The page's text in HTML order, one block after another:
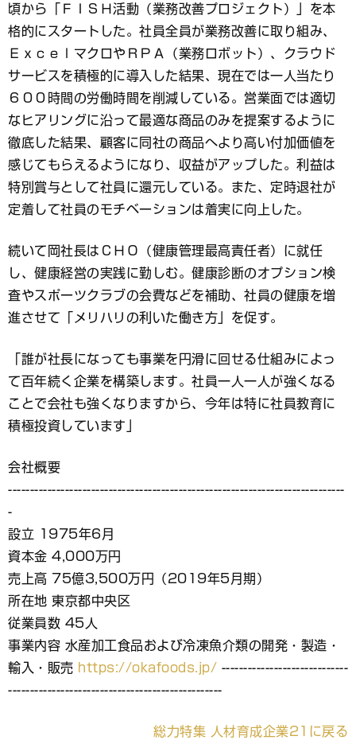
頃から「ＦＩＳＨ活動（業務改善プロジェクト）」を本
格的にスタートした。社員全員が業務改善に取り組み、
ＥｘｃｅｌマクロやＲＰＡ（業務ロボット）、クラウド
サービスを積極的に導入した結果、現在では一人当たり
６００時間の労働時間を削減している。営業面では適切
なヒアリングに沿って最適な商品のみを提案するように
徹底した結果、顧客に同社の商品へより高い付加価値を
感じてもらえるようになり、収益がアップした。利益は
特別賞与として社員に還元している。また、定時退社が
定着して社員のモチベーションは着実に向上した。
続いて岡社長はＣＨＯ（健康管理最高責任者）に就任
し、健康経営の実践に勤しむ。健康診断のオプション検
査やスポーツクラブの会費などを補助、社員の健康を増
進させて「メリハリの利いた働き方」を促す。
「誰が社長になっても事業を円滑に回せる仕組みによっ
て百年続く企業を構築します。社員一人一人が強くなる
ことで会社も強くなりますから、今年は特に社員教育に
積極投資しています」
会社概要
-----------------------------------------------------------------------------
-
設立 1975年6月
資本金 4,000万円
売上高 75億3,500万円（2019年5月期）
所在地 東京都中央区
従業員数 45人
事業内容 水産加工食品および冷凍魚介類の開発・製造・
輸入・販売 https://okafoods.jp/ -----------------------------
-------------------------------------------------
総力特集 人材育成企業21に戻る